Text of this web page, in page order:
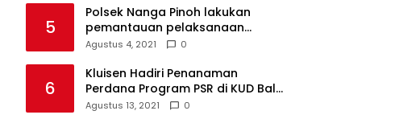
5
Polsek Nanga Pinoh lakukan
pemantauan pelaksanaan
vaksinasi covid-19 tahap 2
Agustus 4, 2021 0
6
Kluisen Hadiri Penanaman
Perdana Program PSR di KUD Bale
Yotro Beloyan
Agustus 13, 2021 0